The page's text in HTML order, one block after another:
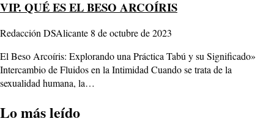
VIP. QUÉ ES EL BESO ARCOÍRIS
Redacción DSAlicante 8 de octubre de 2023
El Beso Arcoíris: Explorando una Práctica Tabú y su Significado»
Intercambio de Fluidos en la Intimidad Cuando se trata de la
sexualidad humana, la…
Lo más leído